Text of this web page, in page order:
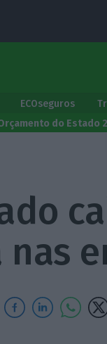
ECOseguros
do Estado
nas